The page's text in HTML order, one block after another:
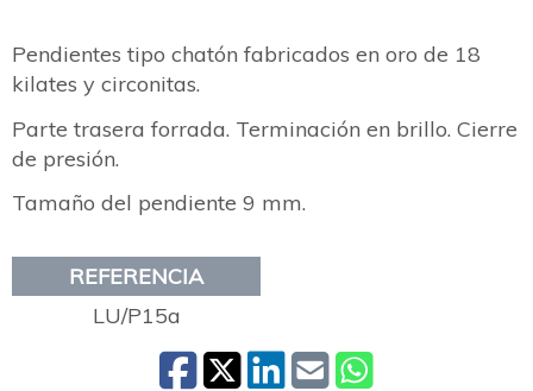
Pendientes tipo chatón fabricados en oro de 18
kilates y circonitas.
Parte trasera forrada. Terminación en brillo. Cierre
de presión.
Tamaño del pendiente 9 mm.
REFERENCIA
LU/P15a